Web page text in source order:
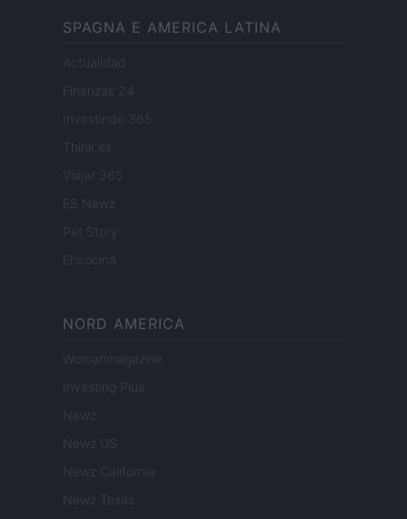
SPAGNA E AMERICA LATINA
Actualidad
Finanzas 24
Investindo 365
Think.es
Viajar 365
ES Newz
Pet Story
Encocina
NORD AMERICA
Womanmagazine
Investing Plus
Newz
Newz US
Newz California
Newz Texas